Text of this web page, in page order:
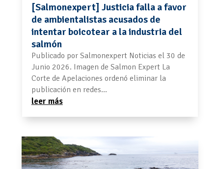
[Salmonexpert] Justicia falla a favor
de ambientalistas acusados de
intentar boicotear a la industria del
salmón
Publicado por Salmonexpert Noticias el 30 de
Junio 2026. Imagen de Salmon Expert La
Corte de Apelaciones ordenó eliminar la
publicación en redes...
leer más